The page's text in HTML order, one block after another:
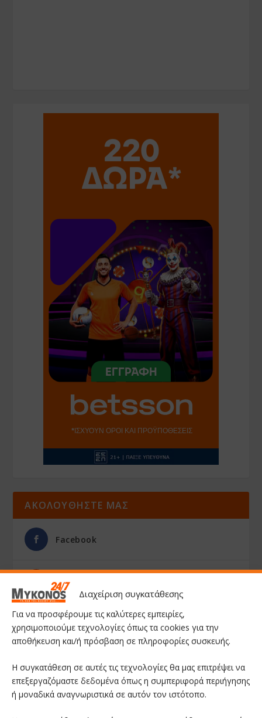
Διαχείριση συγκατάθεσης
Για να προσφέρουμε τις καλύτερες εμπειρίες,
χρησιμοποιούμε τεχνολογίες όπως τα cookies για την
αποθήκευση και/ή πρόσβαση σε πληροφορίες συσκευής.
Η συγκατάθεση σε αυτές τις τεχνολογίες θα μας επιτρέψει να
επεξεργαζόμαστε δεδομένα όπως η συμπεριφορά περιήγησης
ή μοναδικά αναγνωριστικά σε αυτόν τον ιστότοπο.
ΑΚΟΛΟΥΘΗΣΤΕ ΜΑΣ
Facebook
Youtube
Instagram